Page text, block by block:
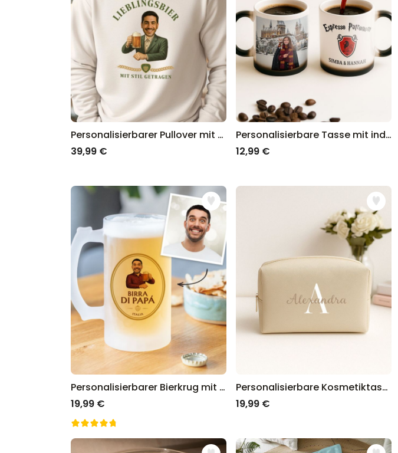
Personalisierbarer Pullover mit Logo und Gesicht
39,99 €
Personalisierbare Tasse mit individuellem Zauberdesign
12,99 €
Personalisierbarer Bierkrug mit Logo und Gesicht
19,99 €
Personalisierbare Kosmetiktasche mit Monogram
19,99 €